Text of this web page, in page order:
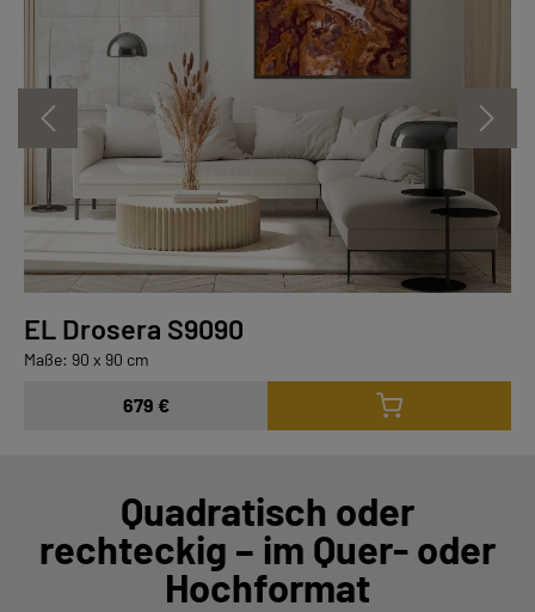
EL Drosera S9090
Maße: 90 x 90 cm
679 €
Quadratisch oder
rechteckig – im Quer- oder
Hochformat